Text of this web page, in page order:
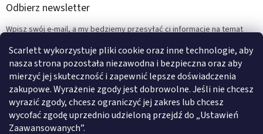
Scarlett wykorzystuje pliki cookie oraz inne technologie, aby
nasza strona pozostała niezawodna i bezpieczna oraz aby
mierzyć jej skuteczność i zapewnić lepsze doświadczenia
zakupowe. Wyrażenie zgody jest dobrowolne. Jeśli nie chcesz
wyrazić zgody, chcesz ograniczyć jej zakres lub chcesz
wycofać zgodę uprzednio udzieloną przejdź do „Ustawień
Zaawansowanych”.
Odbierz newsletter
Wpisz swój e-mail, a my będziemy przesyłać ci informacje na temat
E-mail
ZALOGUJ SIĘ